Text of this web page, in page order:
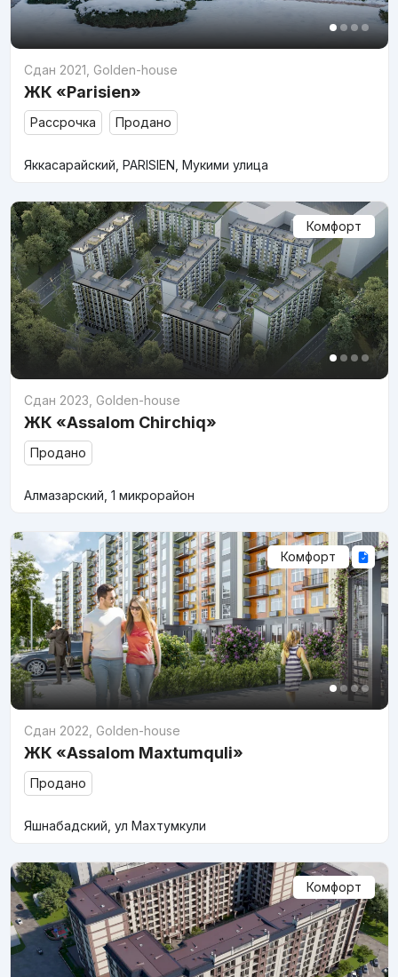
Сдан 2021 Golden-house
ЖК «Parisien»
Рассрочка Продано
Яккасарайский, PARISIEN, Мукими улица
Комфорт
Сдан 2023 Golden-house
ЖК «Assalom Chirchiq»
Продано
Алмазарский, 1 микрорайон
Комфорт
Сдан 2022 Golden-house
ЖК «Assalom Maxtumquli»
Продано
Яшнабадский, ул Махтумкули
Комфорт